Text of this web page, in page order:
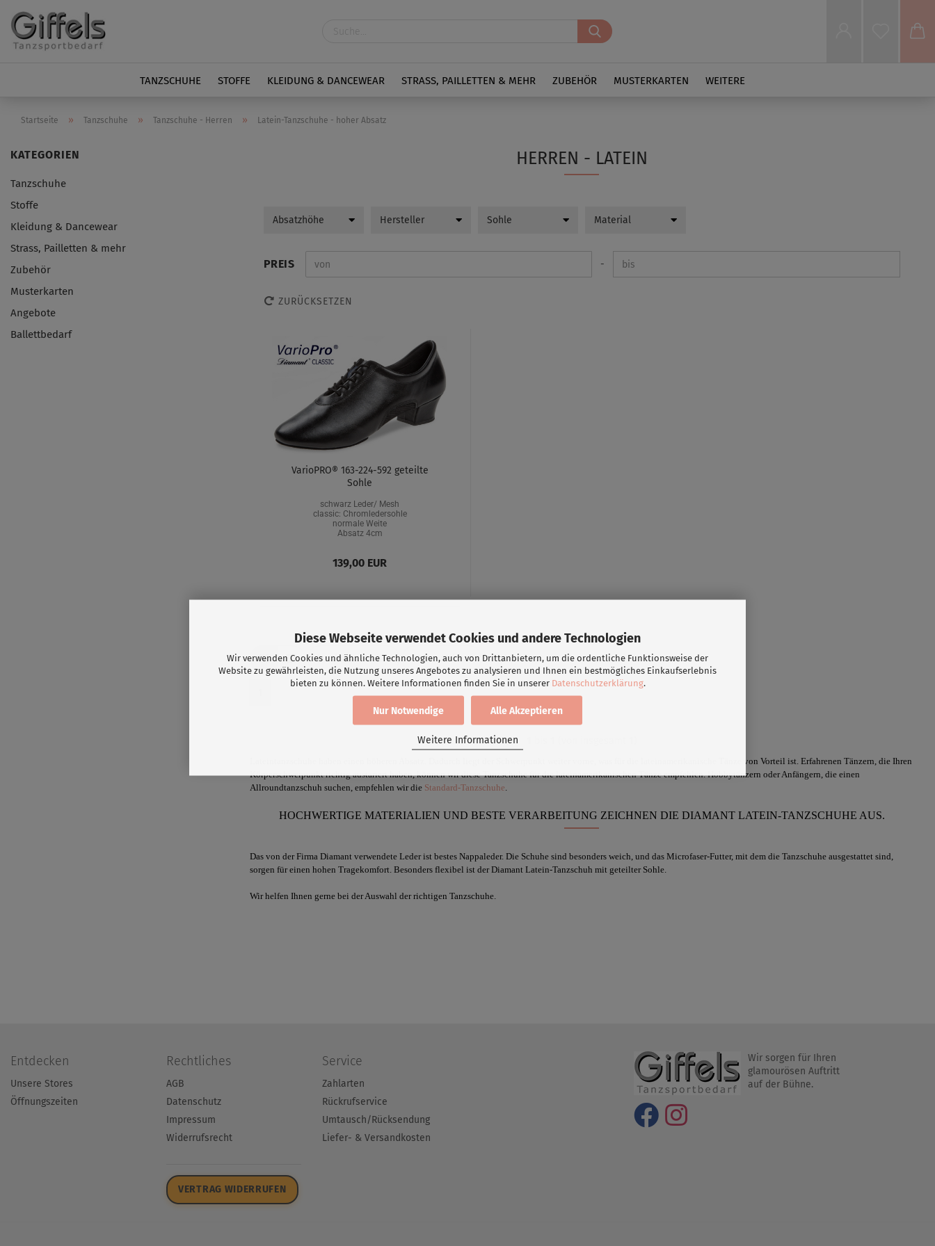
Diese Webseite verwendet Cookies und andere Technologien
Wir verwenden Cookies und ähnliche Technologien, auch von Drittanbietern, um die ordentliche Funktionsweise der
Website zu gewährleisten, die Nutzung unseres Angebotes zu analysieren und Ihnen ein bestmögliches Einkaufserlebnis
bieten zu können. Weitere Informationen finden Sie in unserer Datenschutzerklärung.
Alle Akzeptieren
Nur Notwendige
Weitere Informationen
TANZSCHUHE STOFFE KLEIDUNG & DANCEWEAR STRASS, PAILLETTEN & MEHR ZUBEHÖR MUSTERKARTEN WEITERE
Startseite » Tanzschuhe » Tanzschuhe - Herren » Latein-Tanzschuhe - hoher Absatz
HERREN - LATEIN
Absatzhöhe Hersteller Sohle Material
PREIS -
ZURÜCKSETZEN
VarioPRO® 163-224-592 geteilte
Sohle
schwarz Leder/ Mesh
classic: Chromledersohle
normale Weite
Absatz 4cm
139,00 EUR
Sortieren nach 32 pro Seite
Lateintanzschuhe haben einen höheren Absatz. Dadurch liegt der Schwerpunkt weiter vorne, was für die lateinamerikanische Tänze von Vorteil ist. Erfahrenen Tänzern, die Ihren
Körperschwerpunkt richtig austariert haben, können wir diese Tanzschuhe für die lateinamerikanischen Tänze empfehlen. Hobbytänzern oder Anfängern, die einen
Allroundtanzschuh suchen, empfehlen wir die Standard-Tanzschuhe.
HOCHWERTIGE MATERIALIEN UND BESTE VERARBEITUNG ZEICHNEN DIE DIAMANT LATEIN-TANZSCHUHE AUS.
Das von der Firma Diamant verwendete Leder ist bestes Nappaleder. Die Schuhe sind besonders weich, und das Microfaser-Futter, mit dem die Tanzschuhe ausgestattet sind,
sorgen für einen hohen Tragekomfort. Besonders flexibel ist der Diamant Latein-Tanzschuh mit geteilter Sohle.
Wir helfen Ihnen gerne bei der Auswahl der richtigen Tanzschuhe.
Tanzschuhe
Stoffe
Kleidung & Dancewear
Strass, Pailletten & mehr
Zubehör
Musterkarten
Angebote
Ballettbedarf
Entdecken
Unsere Stores
Öffnungszeiten
Rechtliches
AGB
Datenschutz
Impressum
Widerrufsrecht
VERTRAG WIDERRUFEN
Service
Zahlarten
Rückrufservice
Umtausch/Rücksendung
Liefer- & Versandkosten
Wir sorgen für Ihren
glamourösen Auftritt
auf der Bühne.